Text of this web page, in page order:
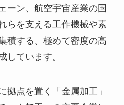
ーン、航空宇宙産業の国
らを支える工作機械や素
積する、極めて密度の高
しています。
拠点を置く「金属加工」